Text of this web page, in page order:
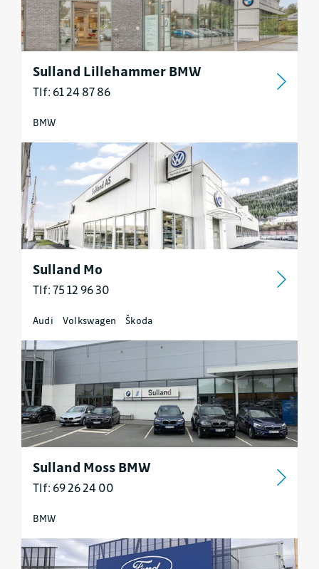
Sulland Lillehammer BMW
Tlf: 61 24 87 86
BMW
Sulland Mo
Tlf: 75 12 96 30
Audi Volkswagen Škoda
Sulland Moss BMW
Tlf: 69 26 24 00
BMW